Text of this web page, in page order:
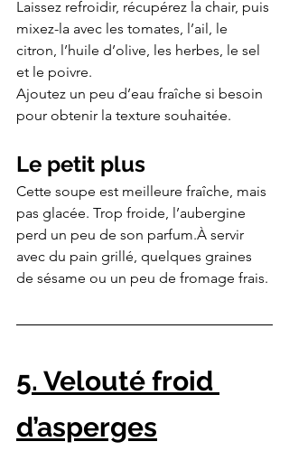
Laissez refroidir, récupérez la chair, puis
mixez-la avec les tomates, l’ail, le
citron, l’huile d’olive, les herbes, le sel
et le poivre.
Ajoutez un peu d’eau fraîche si besoin
pour obtenir la texture souhaitée.
Le petit plus
Cette soupe est meilleure fraîche, mais
pas glacée. Trop froide, l’aubergine
perd un peu de son parfum.À servir
avec du pain grillé, quelques graines
de sésame ou un peu de fromage frais.
5. Velouté froid
d’asperges